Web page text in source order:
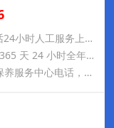
大金(DAIKIN)空调官方推出全国售后电话24小时人工服务上线大金(DAIKIN)空调我们为您提供24小时紧急售后服务:400
苏州吴中大金空调售后服务电话,是 400-365 天 24 小时全年无休 如果您在使用过程中遇到任何问题,请您认准官方电话进行拨打 #大金空调售后电话# #大金空调维修大金空调焕新效
苏州大金空调全国24小时人工客服维修保养服务中心电话，拆装移机维修，大金空调全搞定